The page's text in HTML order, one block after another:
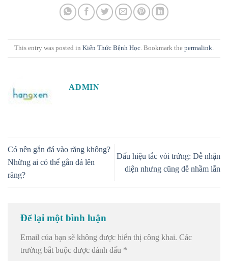
This entry was posted in Kiến Thức Bệnh Học. Bookmark the permalink.
ADMIN
Có nên gắn đá vào răng không?
Những ai có thể gắn đá lên
răng?
Dấu hiệu tắc vòi trứng: Dễ nhận
diện nhưng cũng dễ nhầm lẫn
Để lại một bình luận
Email của bạn sẽ không được hiển thị công khai. Các
trường bắt buộc được đánh dấu *